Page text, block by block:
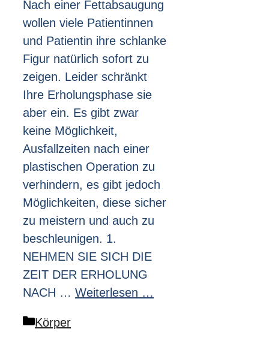
Nach einer Fettabsaugung
wollen viele Patientinnen
und Patientin ihre schlanke
Figur natürlich sofort zu
zeigen. Leider schränkt
Ihre Erholungsphase sie
aber ein. Es gibt zwar
keine Möglichkeit,
Ausfallzeiten nach einer
plastischen Operation zu
verhindern, es gibt jedoch
Möglichkeiten, diese sicher
zu meistern und auch zu
beschleunigen. 1.
NEHMEN SIE SICH DIE
ZEIT DER ERHOLUNG
NACH … Weiterlesen …
Kategorien
Körper